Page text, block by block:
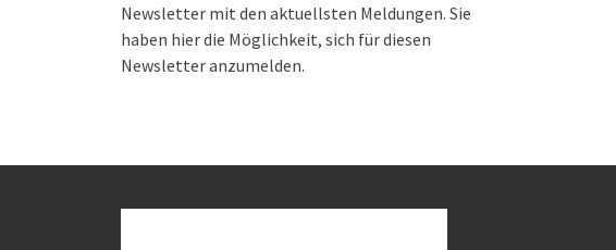
Newsletter mit den aktuellsten Meldungen. Sie
haben hier die Möglichkeit, sich für diesen
Newsletter anzumelden.